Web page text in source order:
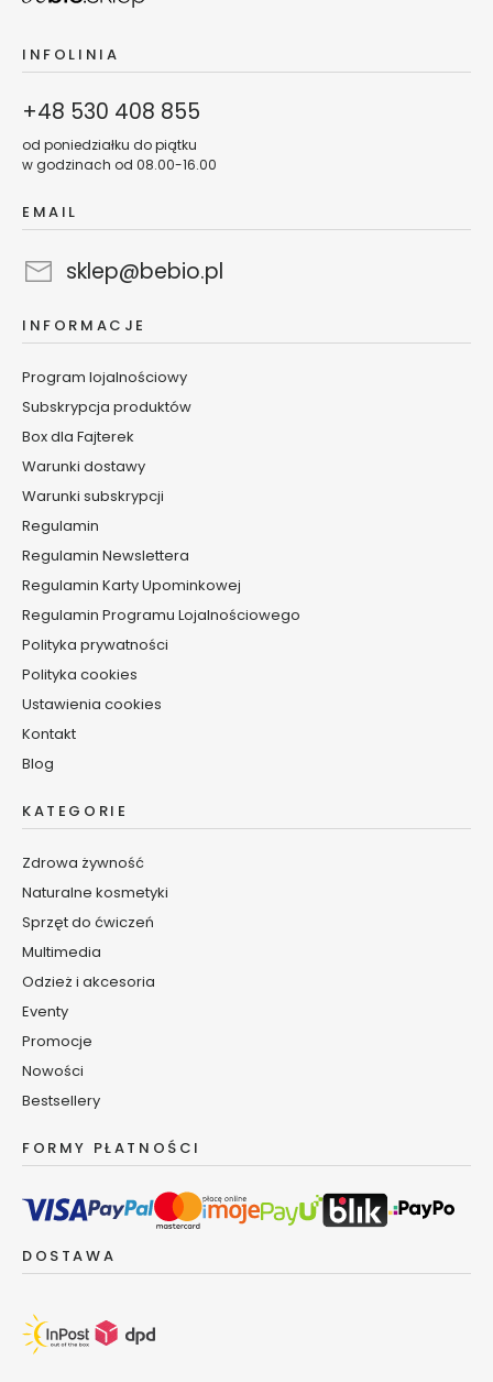
t
a
r
z
T
n
k
i
o
t
w
a
z
y
a
s
e
z
k
i
w
r
z
y
S
e
m
d
o
w
a
z
K
e
m
INFOLINIA
+48 530 408 855
od poniedziałku do piątku
w godzinach od 08.00-16.00
EMAIL
sklep@bebio.pl
INFORMACJE
Program lojalnościowy
Subskrypcja produktów
Box dla Fajterek
Warunki dostawy
Warunki subskrypcji
Regulamin
Regulamin Newslettera
Regulamin Karty Upominkowej
Regulamin Programu Lojalnościowego
Polityka prywatności
Polityka cookies
Ustawienia cookies
Kontakt
Blog
KATEGORIE
Zdrowa żywność
Naturalne kosmetyki
Sprzęt do ćwiczeń
Multimedia
Odzież i akcesoria
Eventy
Promocje
Nowości
Bestsellery
FORMY PŁATNOŚCI
DOSTAWA